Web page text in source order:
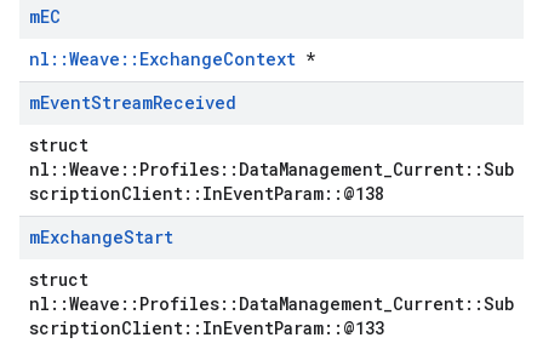
mEC
nl::Weave::ExchangeContext *
mEventStreamReceived
struct
nl::Weave::Profiles::DataManagement_Current::Sub
scriptionClient::InEventParam::@138
mExchangeStart
struct
nl::Weave::Profiles::DataManagement_Current::Sub
scriptionClient::InEventParam::@133